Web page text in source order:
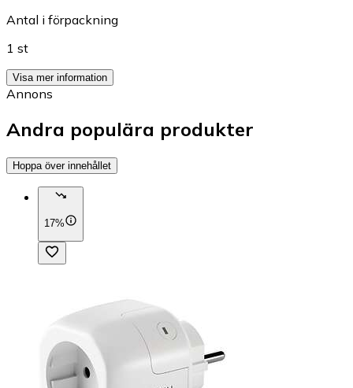
Antal i förpackning
1 st
Visa mer information
Annons
Andra populära produkter
Hoppa över innehållet
17%